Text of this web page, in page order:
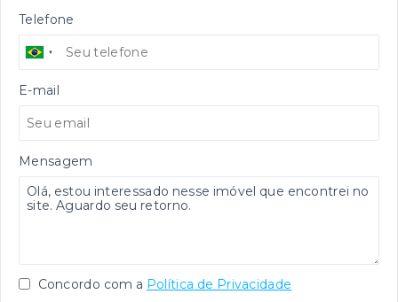
Telefone
E-mail
Mensagem
Concordo com a Política de Privacidade